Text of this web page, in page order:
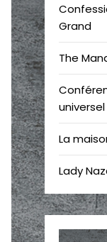
Grand
The
universel
La
Lady